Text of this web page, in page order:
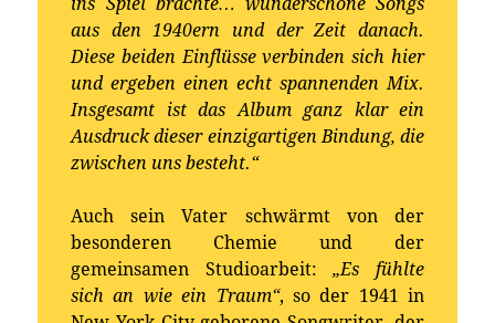
ins Spiel brachte… wunderschöne Songs
aus den 1940ern und der Zeit danach.
Diese beiden Einflüsse verbinden sich hier
und ergeben einen echt spannenden Mix.
Insgesamt ist das Album ganz klar ein
Ausdruck dieser einzigartigen Bindung, die
zwischen uns besteht.“
Auch sein Vater schwärmt von der
besonderen Chemie und der
gemeinsamen Studioarbeit:„Es fühlte
sich an wie ein Traum“, so der 1941 in